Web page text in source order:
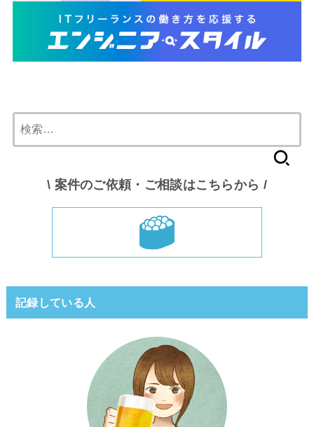
索:
\ 案件のご依頼・ご相談はこちらから /
記録している人